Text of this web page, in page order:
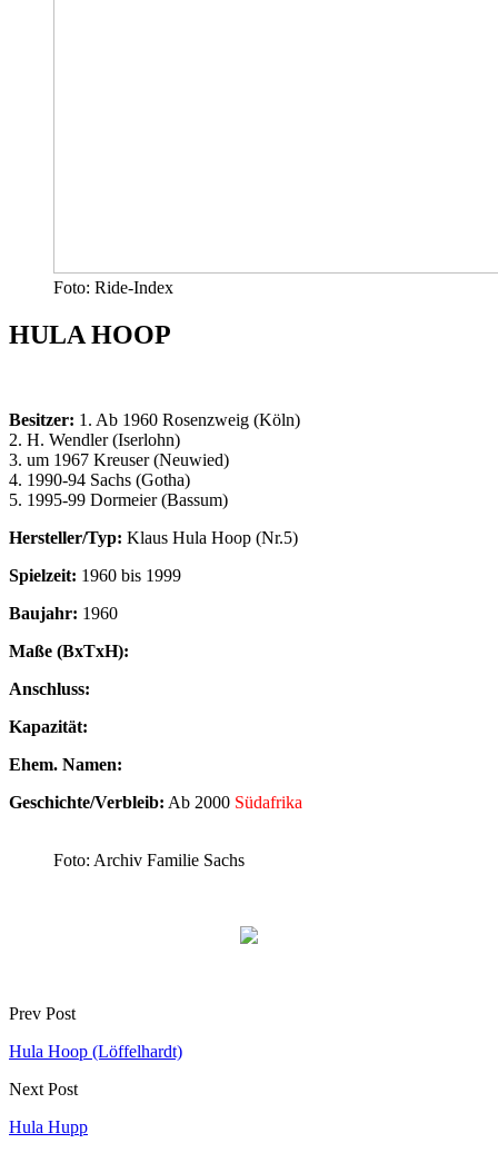
Foto: Ride-Index
HULA HOOP
Besitzer: 1. Ab 1960 Rosenzweig (Köln)
2. H. Wendler (Iserlohn)
3. um 1967 Kreuser (Neuwied)
4. 1990-94 Sachs (Gotha)
5. 1995-99 Dormeier (Bassum)
Hersteller/Typ: Klaus Hula Hoop (Nr.5)
Spielzeit: 1960 bis 1999
Baujahr: 1960
Maße (BxTxH):
Anschluss:
Kapazität:
Ehem. Namen:
Geschichte/Verbleib: Ab 2000 Südafrika
Foto: Archiv Familie Sachs
Prev Post
Hula Hoop (Löffelhardt)
Next Post
Hula Hupp